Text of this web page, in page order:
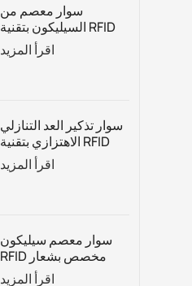
سوار معصم من
السيليكون بتقنية RFID
قابل للتعديل حسب
الطلب
اقرأ المزيد
سوار تذكير العد التنازلي
الاهتزازي بتقنية RFID
لإدارة الجذب السياحي
بناءً على الوقت
اقرأ المزيد
سوار معصم سيليكون
RFID مخصص بشعار
العد التنازلي مع أضواء
اقرأ المزيد